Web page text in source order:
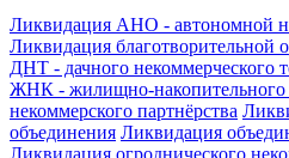
Ликвидация АНО - автономной
Ликвидация благотворительной
ДНТ - дачного некоммерческого
ЖНК - жилищно-накопительного
некоммерского партнёрства
объединения Ликвидация
Ликвидация огроднического